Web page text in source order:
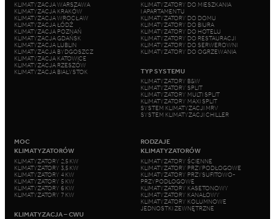
KLIMATYZACJA WARSZAWA
KLIMATYZACJA KRAKÓW
KLIMATYZACJA WROCŁAW
KLIMATYZACJA ŁÓDŹ
KLIMATYZACJA POZNAŃ
KLIMATYZACJA GDAŃSK
KLIMATYZACJA LUBLIN
KLIMATYZACJA BYDGOSZCZ
KLIMATYZACJA KATOWICE
KLIMATYZACJA RZESZÓW
KLIMATYZACJA BIAŁYSTOK
KLIMATYZATORY DO MIESZKANIA
I APARTAMENTU
KLIMATYZATORY DO DOMU
KLIMATYZATORY DO BIURA
KLIMATYZATORY DO HOTELU
KLIMATYZATORY DO RESTAURACJI
KLIMATYZATORY DO SERWEROWNI
KLIMATYZATORY DO OGRZEWANIA
TYP SYSTEMU
KLIMATYZATORY B&W
KLIMATYZATORY SPLIT
KLIMATYZATORY MULTI SPLIT
KLIMATYZATORY MAXI SPLIT
SYSTEM KLIMATYZACJI MRV
SYSTEM KLIMATYZACJI CHILLER
MOC
KLIMATYZATORÓW
KLIMATYZATORY 2,5 KW
KLIMATYZATORY 3,5 KW
KLIMATYZATORY 4 KW
KLIMATYZATORY 5 KW
KLIMATYZATORY 6 KW
KLIMATYZATORY 7 KW
KLIMATYZACJA – CWU
RODZAJE
KLIMATYZATORÓW
KLIMATYZATORY ŚCIENNE
KLIMATYZATORY PRZYPODŁOGOWE
KLIMATYZATORY PRZYSUFITOWO-
PRZYPODŁOGOWE
KLIMATYZATORY KASETONOWY
KLIMATYZATORY KANAŁOWY
KLIMATYZATORY KOLUMNOWE
JEDNOSTKI ZEWNĘTRZNE